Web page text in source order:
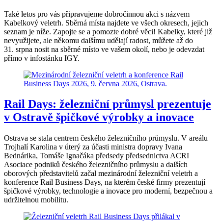
Také letos pro vás připravujeme dobročinnou akci s názvem
Kabelkový veletrh. Sběrná místa najdete ve všech okresech, jejich
seznam je níže. Zapojte se a pomozte dobré věci! Kabelky, které již
nevyužijete, ale někomu dalšímu udělají radost, můžete až do
31. srpna nosit na sběrné místo ve vašem okolí, nebo je odevzdat
přímo v infostánku IGY.
Rail Days: železniční průmysl prezentuje
v Ostravě špičkové výrobky a inovace
Ostrava se stala centrem českého železničního průmyslu. V areálu
Trojhalí Karolina v úterý za účasti ministra dopravy Ivana
Bednárika, Tomáše Ignačáka předsedy předsednictva ACRI
Asociace podniků českého železničního průmyslu a dalších
oborových představitelů začal mezinárodní železniční veletrh a
konference Rail Business Days, na kterém české firmy prezentují
špičkové výrobky, technologie a inovace pro moderní, bezpečnou a
udržitelnou mobilitu.